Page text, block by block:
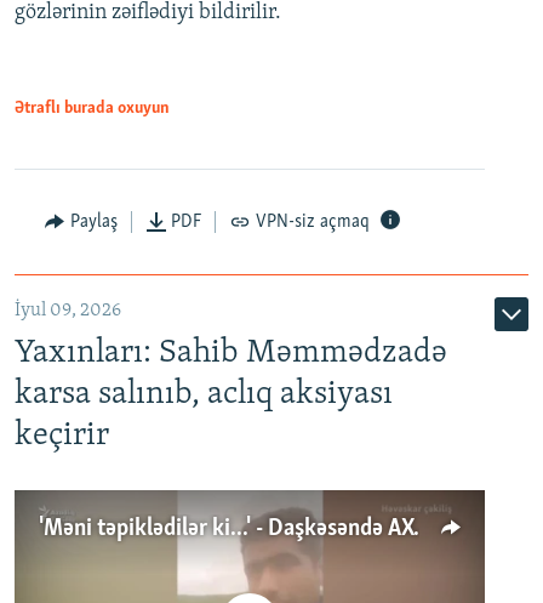
gözlərinin zəiflədiyi bildirilir.
Ətraflı burada oxuyun
Paylaş PDF VPN-siz açmaq
İyul 09, 2026
Yaxınları: Sahib Məmmədzadə
karsa salınıb, aclıq aksiyası
keçirir
'Məni təpiklədilər ki...' - Daşkəsəndə AXCP fəalının yaxınları onun həbsinə etiraz edirlər